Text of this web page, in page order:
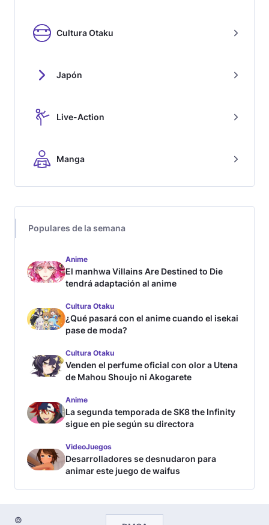
Cultura Otaku
Japón
Live-Action
Manga
Populares de la semana
Anime
El manhwa Villains Are Destined to Die
tendrá adaptación al anime
Cultura Otaku
¿Qué pasará con el anime cuando el isekai
pase de moda?
Cultura Otaku
Venden el perfume oficial con olor a Utena
de Mahou Shoujo ni Akogarete
Anime
La segunda temporada de SK8 the Infinity
sigue en pie según su directora
VideoJuegos
Desarrolladores se desnudaron para
animar este juego de waifus
©